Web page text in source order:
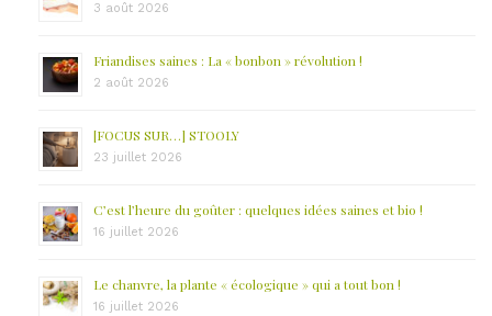
3 août 2026
Friandises saines : La « bonbon » révolution !
2 août 2026
[FOCUS SUR…] STOOLY
23 juillet 2026
C’est l’heure du goûter : quelques idées saines et bio !
16 juillet 2026
Le chanvre, la plante « écologique » qui a tout bon !
16 juillet 2026